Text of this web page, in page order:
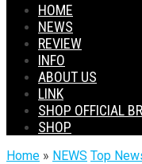
HOME
NEWS
REVIEW
INFO
ABOUT US
LINK
SHOP OFFICIAL
SHOP
Home » NEWS Top